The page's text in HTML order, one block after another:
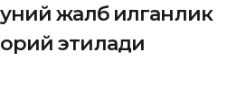
жалб қилганлик
этилади